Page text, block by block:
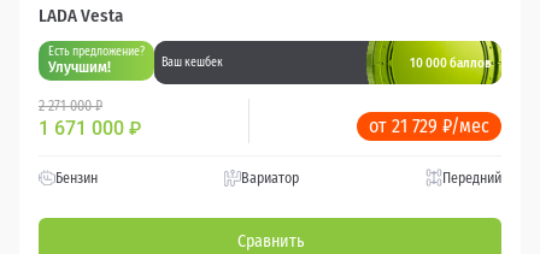
LADA Vesta
Есть предложение?
Улучшим! Ваш кешбек 10 000 баллов
2 271 000 ₽
1 671 000 ₽ от 21 729 ₽/мес
Бензин Вариатор Передний
Сравнить